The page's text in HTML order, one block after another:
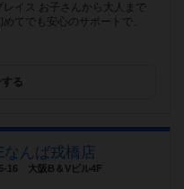
イス お子さんから大人まで
てでも安心のサポートで、
る
なんば戎橋店
16 大阪B＆Vビル4F